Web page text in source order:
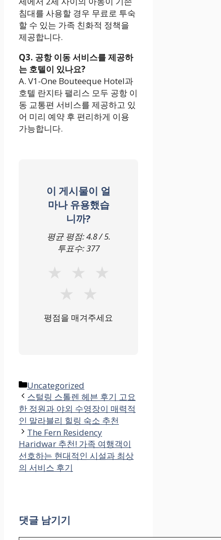
침대를 사용할 경우 무료로 투숙
할 수 있는 가족 친화적 정책을
제공합니다.
Q3. 공항 이동 서비스를 제공하
는 호텔이 있나요?
A. V1-One Bouteeque Hotel과
호텔 란지타 팰리스 모두 공항 이
동 교통편 서비스를 제공하고 있
어 미리 예약 후 편리하게 이용
가능합니다.
이 게시물이 얼
마나 유용했습
니까?
평균 평점:4.8/ 5.
투표수:377
★ ★
★
★
★
평점을 매겨주세요
카
테
고
리
Uncategorized
스털링 스톨렌 헤븐 후기 고요
한 정원과 야외 수영장이 매력적
인 말라블리 힐링 숙소 추천
The Fern Residency
Haridwar 추천! 가족 여행객이
선호하는 현대적인 시설과 최상
의 서비스 후기
댓글 남기기